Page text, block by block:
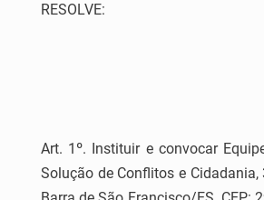
RESOLVE:
Art. 1º. Instituir e convocar
Solução de Conflitos e Cidadania,